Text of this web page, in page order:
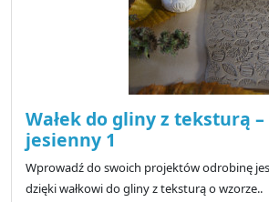
Wałek do gliny z teksturą
jesienny 1
Wprowadź do swoich projektów odrobinę
dzięki wałkowi do gliny z teksturą o wzorze..